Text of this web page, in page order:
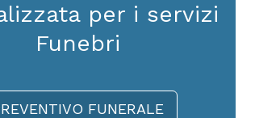
per i servizi
Funebri
FUNERALE